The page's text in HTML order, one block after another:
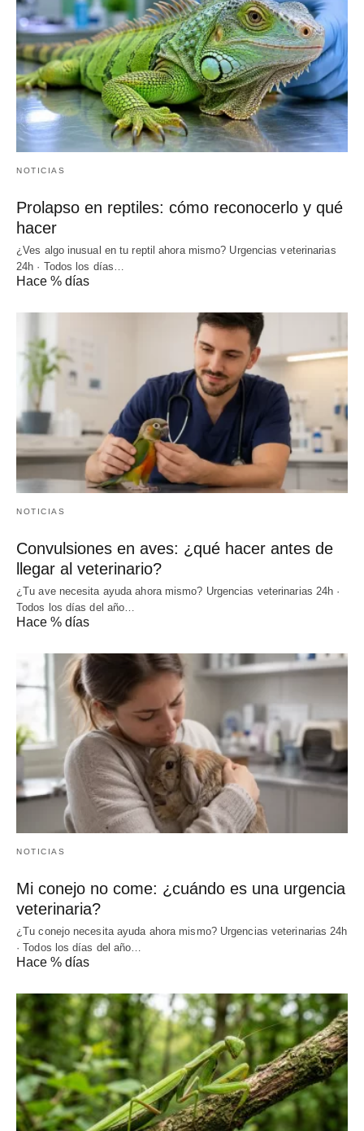
NOTICIAS
Prolapso en reptiles: cómo reconocerlo y qué
hacer
¿Ves algo inusual en tu reptil ahora mismo? Urgencias veterinarias
24h · Todos los días…
Hace % días
NOTICIAS
Convulsiones en aves: ¿qué hacer antes de
llegar al veterinario?
¿Tu ave necesita ayuda ahora mismo? Urgencias veterinarias 24h ·
Todos los días del año…
Hace % días
NOTICIAS
Mi conejo no come: ¿cuándo es una urgencia
veterinaria?
¿Tu conejo necesita ayuda ahora mismo? Urgencias veterinarias 24h
· Todos los días del año…
Hace % días